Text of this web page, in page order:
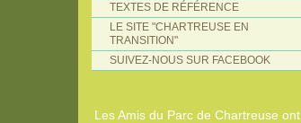
TEXTES DE RÉFÉRENCE
LE SITE "CHARTREUSE EN
TRANSITION"
SUIVEZ-NOUS SUR FACEBOOK
Les Amis du Parc de Chartreuse ont